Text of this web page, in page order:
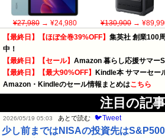
¥27,980→ ¥24,980 ¥130,900→
【最終日】【ほぼ全巻39%OFF】 集英社 創業100
中！
【最終日】【セール】 Amazon 暮らし応援サマー
【最終日】【最大90%OFF】
Kindle本 サマーセー
Amazon・Kindleのセール情報まとめはこちら
注目の記事
2026/05/19 05:03 あとで読む 🐦Tweet
少し前まではNISAの投資先は